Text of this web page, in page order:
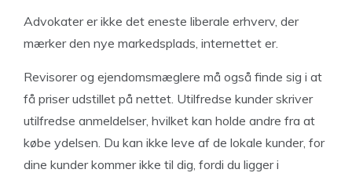
Advokater er ikke det eneste liberale erhverv, der
mærker den nye markedsplads, internettet er.
Revisorer og ejendomsmæglere må også finde sig i at
få priser udstillet på nettet. Utilfredse kunder skriver
utilfredse anmeldelser, hvilket kan holde andre fra at
købe ydelsen. Du kan ikke leve af de lokale kunder, for
dine kunder kommer ikke til dig, fordi du ligger i